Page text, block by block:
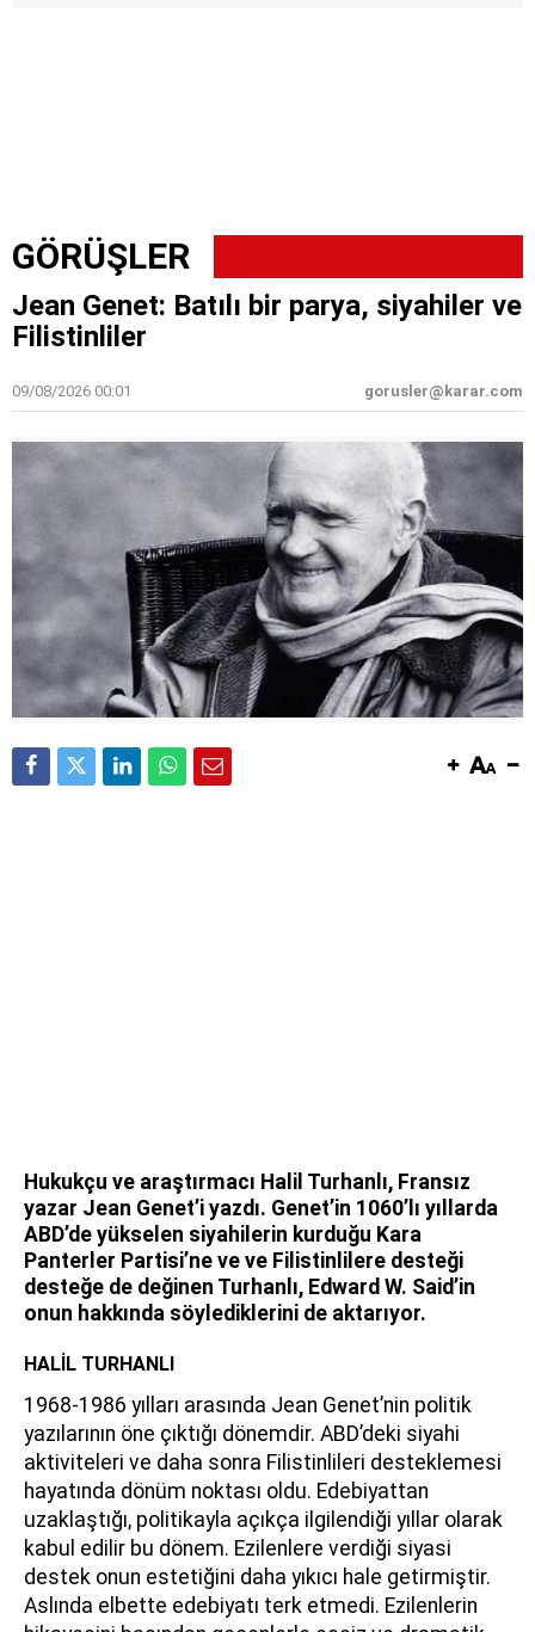
GÖRÜŞLER
Jean Genet: Batılı bir parya, siyahiler ve
Filistinliler
09/08/2026 00:01 gorusler@karar.com
Hukukçu ve araştırmacı Halil Turhanlı, Fransız
yazar Jean Genet’i yazdı. Genet’in 1060’lı yıllarda
ABD’de yükselen siyahilerin kurduğu Kara
Panterler Partisi’ne ve ve Filistinlilere desteği
desteğe de değinen Turhanlı, Edward W. Said’in
onun hakkında söylediklerini de aktarıyor.
HALİL TURHANLI
1968-1986 yılları arasında Jean Genet’nin politik
yazılarının öne çıktığı dönemdir. ABD’deki siyahi
aktiviteleri ve daha sonra Filistinlileri desteklemesi
hayatında dönüm noktası oldu. Edebiyattan
uzaklaştığı, politikayla açıkça ilgilendiği yıllar olarak
kabul edilir bu dönem. Ezilenlere verdiği siyasi
destek onun estetiğini daha yıkıcı hale getirmiştir.
Aslında elbette edebiyatı terk etmedi. Ezilenlerin